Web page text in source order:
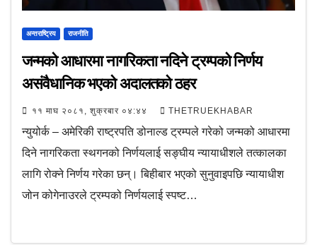
अन्तराष्ट्रिय राजनीति
जन्मको आधारमा नागरिकता नदिने ट्रम्पको निर्णय
असंवैधानिक भएको अदालतको ठहर
११ माघ २०८१, शुक्रबार ०४:४४ THETRUEKHABAR
न्युयोर्क – अमेरिकी राष्ट्रपति डोनाल्ड ट्रम्पले गरेको जन्मको आधारमा
दिने नागरिकता स्थगनको निर्णयलाई सङ्घीय न्यायाधीशले तत्कालका
लागि रोक्ने निर्णय गरेका छन्। बिहीबार भएको सुनुवाइपछि न्यायाधीश
जोन कोगेनाउरले ट्रम्पको निर्णयलाई स्पष्ट…